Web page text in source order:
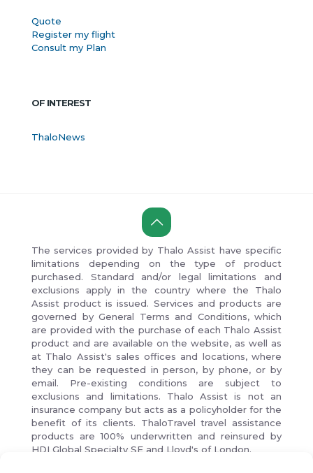
Quote
Register my flight
Consult my Plan
OF INTEREST
ThaloNews
The services provided by Thalo Assist have specific
limitations depending on the type of product
purchased. Standard and/or legal limitations and
exclusions apply in the country where the Thalo
Assist product is issued. Services and products are
governed by General Terms and Conditions, which
are provided with the purchase of each Thalo Assist
product and are available on the website, as well as
at Thalo Assist's sales offices and locations, where
they can be requested in person, by phone, or by
email. Pre-existing conditions are subject to
exclusions and limitations. Thalo Assist is not an
insurance company but acts as a policyholder for the
benefit of its clients. ThaloTravel travel assistance
products are 100% underwritten and reinsured by
HDI Global Specialty SE and Lloyd's of London.